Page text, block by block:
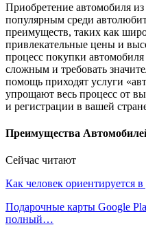
Приобретение автомобиля
популярным среди
преимуществ, таких как
привлекательные цены и
процесс покупки
сложным и требовать
помощь приходят услуги
упрощают весь процесс от
и регистрации в вашей
Преимущества
Сейчас читают
Как человек ориентируется
Подарочные карты Google
полный…